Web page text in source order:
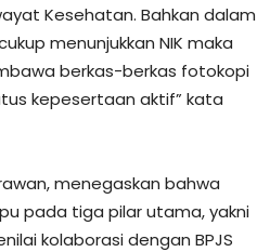
Kesehatan. Bahkan dalam
menunjukkan NIK maka
berkas-berkas fotokopi
kepesertaan aktif” kata
menegaskan bahwa
pada tiga pilar utama, yakni
kolaborasi dengan BPJS